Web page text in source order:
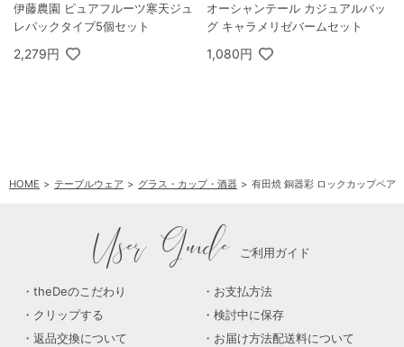
伊藤農園 ピュアフルーツ寒天ジュ
レパックタイプ5個セット
2,279円
オーシャンテール カジュアルバッ
グ キャラメリゼバームセット
1,080円
HOME テーブルウェア グラス・カップ・酒器 有田焼 銅器彩 ロックカップペア
User Guide ご利用ガイド
theDeのこだわり
お支払方法
クリップする
検討中に保存
返品交換について
お届け方法配送料について